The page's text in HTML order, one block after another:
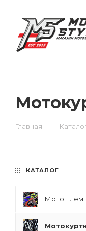
Главная —
КАТАЛОГ